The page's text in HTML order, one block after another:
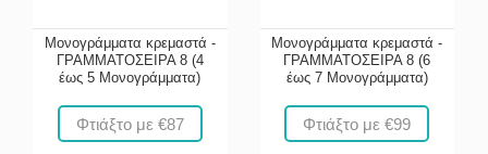
Μονογράμματα κρεμαστά -
ΓΡΑΜΜΑΤΟΣΕΙΡΑ 8 (4
έως 5 Μονογράμματα)
Φτιάξτο με €87
Μονογράμματα κρεμαστά -
ΓΡΑΜΜΑΤΟΣΕΙΡΑ 8 (6
έως 7 Μονογράμματα)
Φτιάξτο με €99